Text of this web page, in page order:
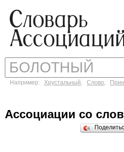
Например: Хрустальный, Слово,
Ассоциации со